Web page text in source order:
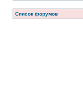
Список форумов